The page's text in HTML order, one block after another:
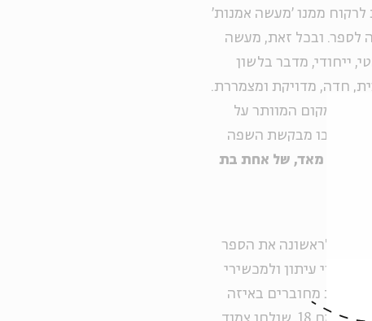
ממנו 'מעשה אמנות'
לספר. ובכל זאת, מעשה
ייחודי, מדבר בלשון
חדה, מדויקת ומצמררת.
במקום המוותר על
במקום שבו מבקשת השפה
מסוים מאד, של אחת בת
לראשונה את הספר
לגזרי עיתון ולמכשירי
והבית מחוברים באיזה